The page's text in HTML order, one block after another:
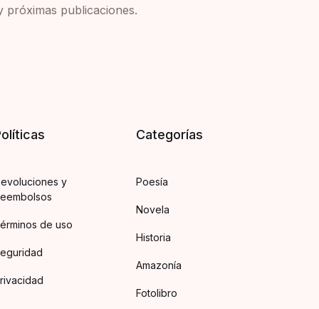
próximas publicaciones.
y
de uso
Categorías
Poesía
Novela
Historia
Amazonía
Fotolibro